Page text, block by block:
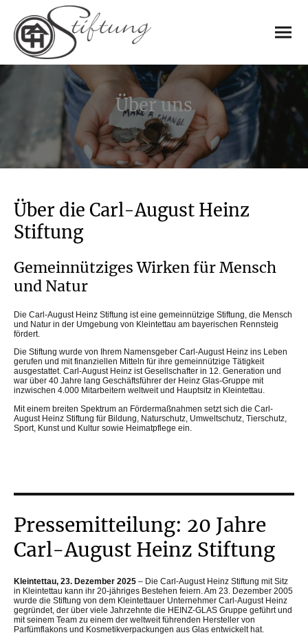
Über uns
Über die Carl-August Heinz
Stiftung
Gemeinnütziges Wirken für Mensch
und Natur
Die Carl-August Heinz Stiftung ist eine gemeinnützige Stiftung, die Mensch
und Natur in der Umgebung von Kleintettau am bayerischen Rennsteig
fördert.
Die Stiftung wurde von Ihrem Namensgeber Carl-August Heinz ins Leben
gerufen und mit finanziellen Mitteln für ihre gemeinnützige Tätigkeit
ausgestattet. Carl-August Heinz ist Gesellschafter in 12. Generation und
war über 40 Jahre lang Geschäftsführer der Heinz Glas-Gruppe mit
inzwischen 4.000 Mitarbeitern weltweit und Hauptsitz in Kleintettau.
Mit einem breiten Spektrum an Fördermaßnahmen setzt sich die Carl-
August Heinz Stiftung für Bildung, Naturschutz, Umweltschutz, Tierschutz,
Sport, Kunst und Kultur sowie Heimatpflege ein.
Pressemitteilung: 20 Jahre
Carl-August Heinz Stiftung
Kleintettau, 23. Dezember 2025 – Die Carl-August Heinz Stiftung mit Sitz
in Kleintettau kann ihr 20-jähriges Bestehen feiern. Am 23. Dezember 2005
wurde die Stiftung von dem Kleintettauer Unternehmer Carl-August Heinz
gegründet, der über viele Jahrzehnte die HEINZ-GLAS Gruppe geführt und
mit seinem Team zu einem der weltweit führenden Hersteller von
Parfümflakons und Kosmetikverpackungen aus Glas entwickelt hat.